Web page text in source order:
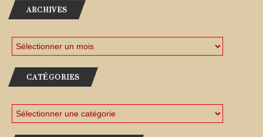
ARCHIVES
CATÉGORIES